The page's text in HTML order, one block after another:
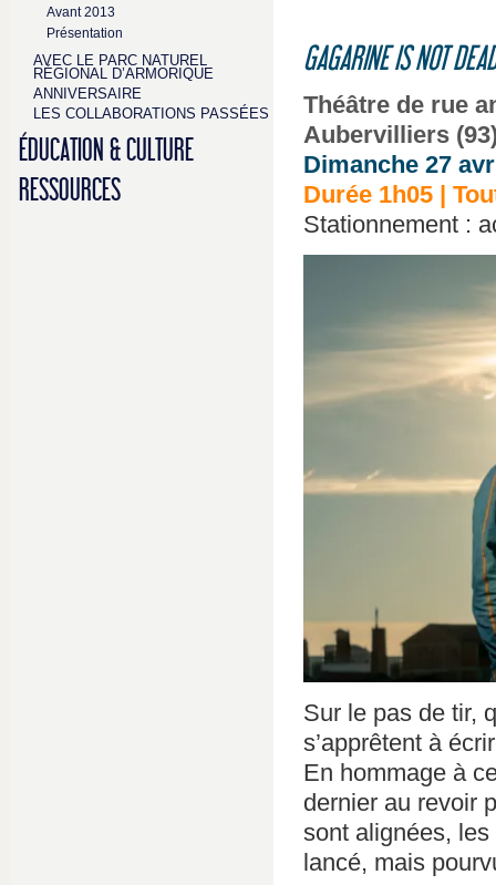
Avant 2013
Présentation
AVEC LE PARC NATUREL
RÉGIONAL D’ARMORIQUE
ANNIVERSAIRE
LES COLLABORATIONS PASSÉES
ÉDUCATION & CULTURE
RESSOURCES
GAGARINE IS NOT
Théâtre de rue
Aubervilliers
Dimanche 27
Durée 1h05 |
Stationnement :
Sur le pas de tir,
s’apprêtent à
En hommage à
dernier au revoir
sont alignées,
lancé, mais